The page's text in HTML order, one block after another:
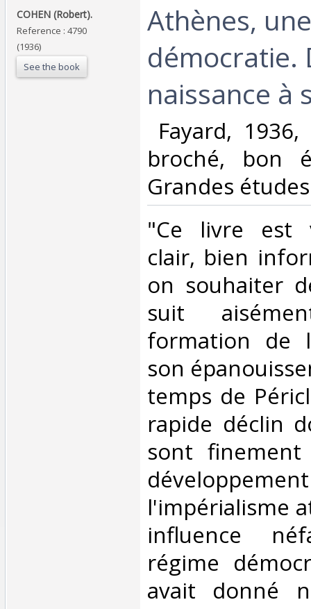
‎COHEN (Robert).‎
Reference : 4790
(1936)
See the book
‎Athènes, une
démocratie.
naissance à
Fayard,
broché, bon
Grandes
‎"Ce livre est
clair, bien
on souhaiter
suit
formation de
son
temps de
rapide déclin
sont finement
l'impérialisme
influence
régime
avait donné